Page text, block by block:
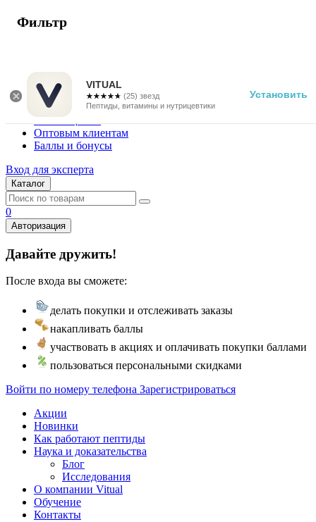
VITUAL
☆☆☆☆☆
★★★★★ (25) звезд
Пептиды, витамины и нутрицевтики
Установить
г. Москва
Vitual Peptide
+7 (800) 101-13-25
Специалистам
Поставщикам
Оптовым клиентам
Баллы и бонусы
Вход для эксперта
Каталог
0
Авторизация
Давайте дружить!
После входа вы сможете:
делать покупки и отслеживать заказы
накапливать баллы
участвовать в акциях и оплачивать покупки баллами
пользоваться персональными скидками
Войти по номеру телефона Зарегистрироваться
Акции
Новинки
Как работают пептиды
Наука и доказательства
Блог
Исследования
О компании Vitual
Обучение
Контакты
Фильтр